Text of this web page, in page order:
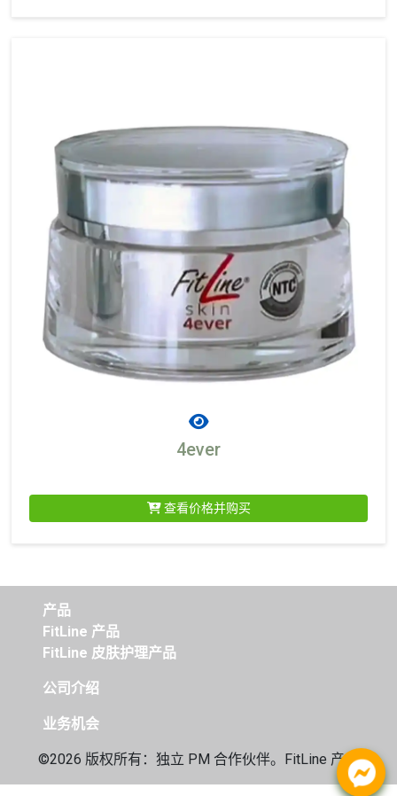
4ever
查看价格并购买
产品
FitLine 产品
FitLine 皮肤护理产品
公司介绍
业务机会
©2026 版权所有：独立 PM 合作伙伴。FitLine 产品